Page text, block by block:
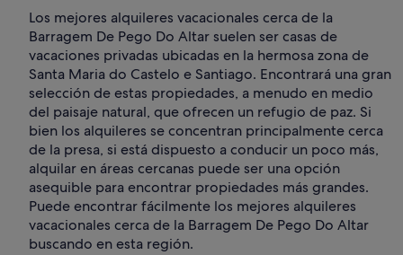
Los mejores alquileres vacacionales cerca de la
Barragem De Pego Do Altar suelen ser casas de
vacaciones privadas ubicadas en la hermosa zona de
Santa Maria do Castelo e Santiago. Encontrará una gran
selección de estas propiedades, a menudo en medio
del paisaje natural, que ofrecen un refugio de paz. Si
bien los alquileres se concentran principalmente cerca
de la presa, si está dispuesto a conducir un poco más,
alquilar en áreas cercanas puede ser una opción
asequible para encontrar propiedades más grandes.
Puede encontrar fácilmente los mejores alquileres
vacacionales cerca de la Barragem De Pego Do Altar
buscando en esta región.